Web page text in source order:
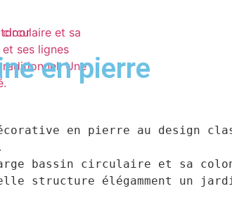
en pierre
en pierre au design
bassin circulaire et sa
structure élégamment un